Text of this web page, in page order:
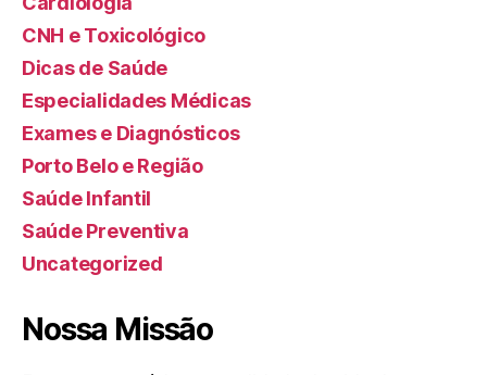
CNH e Toxicológico
Dicas de Saúde
Especialidades Médicas
Exames e Diagnósticos
Porto Belo e Região
Saúde Infantil
Saúde Preventiva
Uncategorized
Nossa Missão